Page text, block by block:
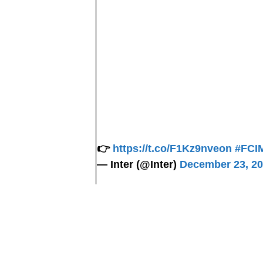
👉 https://t.co/F1Kz9nveon
— Inter (@Inter) December 23,